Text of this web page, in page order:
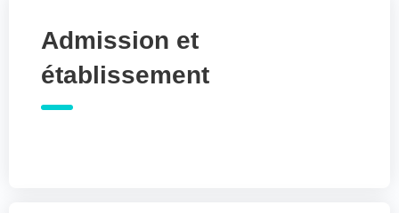
Admission et
établissement